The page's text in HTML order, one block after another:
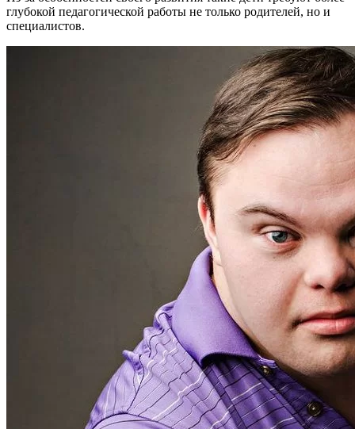
глубокой педагогической работы не только родителей, но и
специалистов.